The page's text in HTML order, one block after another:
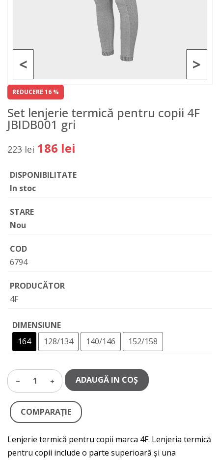
>
<
REDUCERE 16 %
Set lenjerie termică pentru copii 4F
JBIDB001 gri
223 lei 186 lei
DISPONIBILITATE
In stoc
STARE
Nou
COD
6794
PRODUCĂTOR
4F
DIMENSIUNE
164
128/134 140/146 152/158
1 ADAUGĂ IN COŞ
COMPARAŢIE
Lenjerie termică pentru copii marca 4F. Lenjeria termică
pentru copii include o parte superioară și una